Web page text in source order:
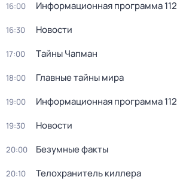
16:00 Информационная программа 112
16:30 Новости
17:00 Тaйны Чапман
18:00 Главные тайны мира
19:00 Информационная программа 112
19:30 Новости
20:00 Безумные факты
20:10 Телохранитель киллера